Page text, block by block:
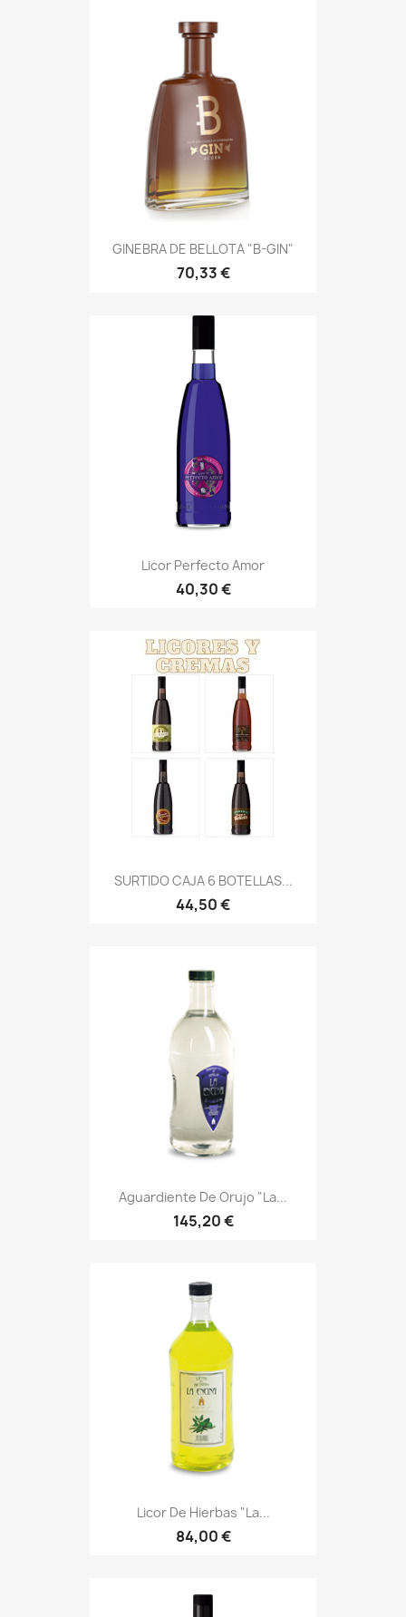
GINEBRA DE BELLOTA "B-GIN"
70,33 €
Licor Perfecto Amor
40,30 €
SURTIDO CAJA 6 BOTELLAS...
44,50 €
Aguardiente De Orujo "La...
145,20 €
Licor De Hierbas "La...
84,00 €